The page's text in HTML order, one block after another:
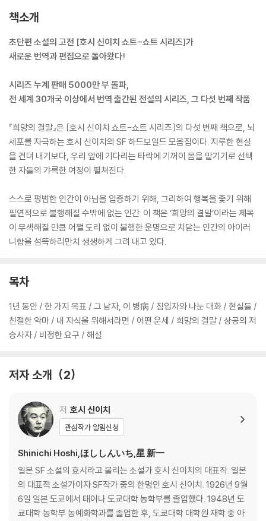
책소개
초단편 소설의 고전 [호시 신이치 쇼트-쇼트 시리즈]가
새로운 번역과 편집으로 돌아왔다!
시리즈 누계 판매 5000만 부 돌파,
전 세계 30개국 이상에서 번역 출간된 전설의 시리즈, 그 다섯 번째 작품
『희망의 결말』은 [호시 신이치 쇼트-쇼트 시리즈]의 다섯 번째 책으로, 뇌
세포를 자극하는 호시 신이치의 SF 하드보일드 모음집이다. 지루한 현실
을 견뎌 내기보다, 우리 앞에 기다리는 타락에 기꺼이 몸을 맡기기로 선택
한 자들의 갸륵한 여정이 펼쳐진다.
스스로 평범한 인간이 아님을 입증하기 위해, 그리하여 행복을 좇기 위해
필연적으로 불행해질 수밖에 없는 인간. 이 책은 ‘희망의 결말’이라는 제목
이 무색해질 만큼 어쩔 도리 없이 불행한 운명으로 치닫는 인간의 아이러
니함을 섬뜩하리만치 생생하게 그려 내고 있다.
목차
1년 동안 / 한 가지 목표 / 그 남자, 이 병病 / 침입자와 나눈 대화 / 현실들 /
친절한 악마 / 내 자식을 위해서라면 / 어떤 운세 / 희망의 결말 / 상공의 저
승사자 / 비정한 요구 / 해설
저자 소개 2
저 호시 신이치
관심작가 알림신청
Shinichi Hoshi,ほししんいち,星 新一
일본 SF 소설의 효시라고 불리는 소설가 호시 신이치의 대표작. 일본
의 대표적 소설가이자 SF작가 중의 한명인 호시 신이치. 1926년 9월
6일 일본 도쿄에서 태어나 도쿄대학 농학부를 졸업했다. 1948년 도
쿄대학 농학부 농예화학과를 졸업한 후, 도쿄대학 대학원 재학 중 아